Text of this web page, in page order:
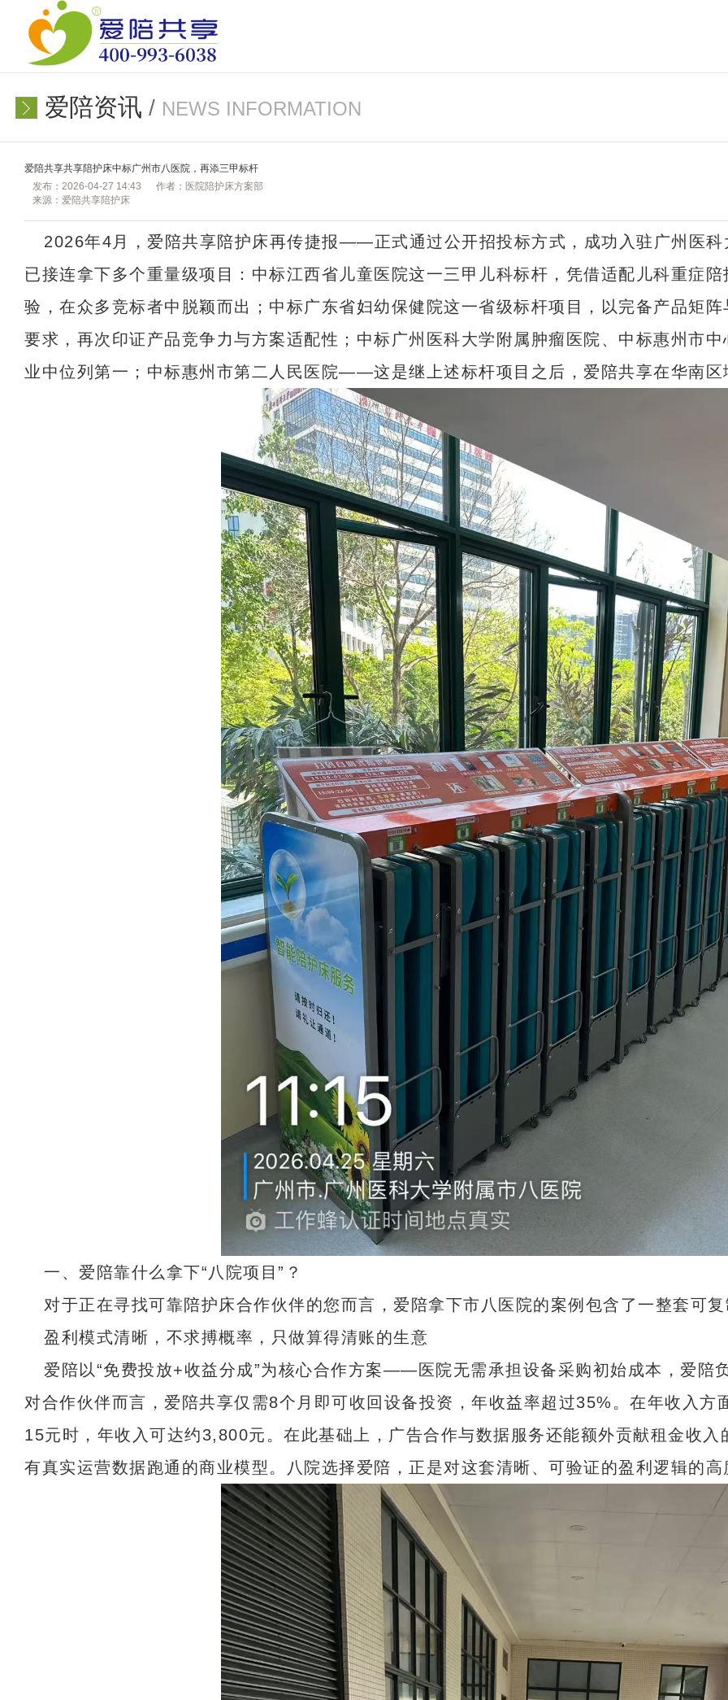
爱陪资讯 / NEWS INFORMATION
爱陪共享共享陪护床中标广州市八医院，再添三甲标杆
发布：2026-04-27 14:43
作者：医院陪护床方案部
来源：爱陪共享陪护床
2026年4月，爱陪共享陪护床再传捷报——正式通过公开招投标方式，成功入驻广州医
已接连拿下多个重量级项目：中标江西省儿童医院这一三甲儿科标杆，凭借适配儿科重症
验，在众多竞标者中脱颖而出；中标广东省妇幼保健院这一省级标杆项目，以完备产品矩
要求，再次印证产品竞争力与方案适配性；中标广州医科大学附属肿瘤医院、中标惠州市
业中位列第一；中标惠州市第二人民医院——这是继上述标杆项目之后，爱陪共享在华南
一、爱陪靠什么拿下“八院项目”？
对于正在寻找可靠陪护床合作伙伴的您而言，爱陪拿下市八医院的案例包含了一整套可复
盈利模式清晰，不求搏概率，只做算得清账的生意
爱陪以“免费投放+收益分成”为核心合作方案——医院无需承担设备采购初始成本，爱陪
对合作伙伴而言，爱陪共享仅需8个月即可收回设备投资，年收益率超过35%。在年收入
15元时，年收入可达约3,800元。在此基础上，广告合作与数据服务还能额外贡献租金收
有真实运营数据跑通的商业模型。八院选择爱陪，正是对这套清晰、可验证的盈利逻辑的高